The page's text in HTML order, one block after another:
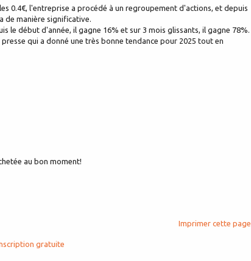
0.4€, l'entreprise a procédé à un regroupement d'actions, et depuis
de manière significative.
le début d'année, il gagne 16% et sur 3 mois glissants, il gagne 78%.
qui a donné une très bonne tendance pour 2025 tout en
au bon moment!
Imprimer cette page
gratuite